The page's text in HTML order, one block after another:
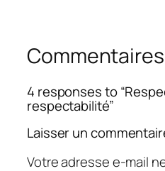
Commentaires
4 responses to
respectabilité”
Laisser un
Votre adresse e-mail